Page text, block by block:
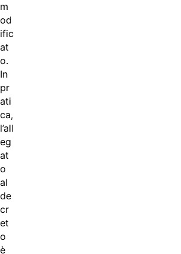
m
od
ific
at
o.
In
pr
ati
ca,
l’all
eg
at
o
al
de
cr
et
o
è